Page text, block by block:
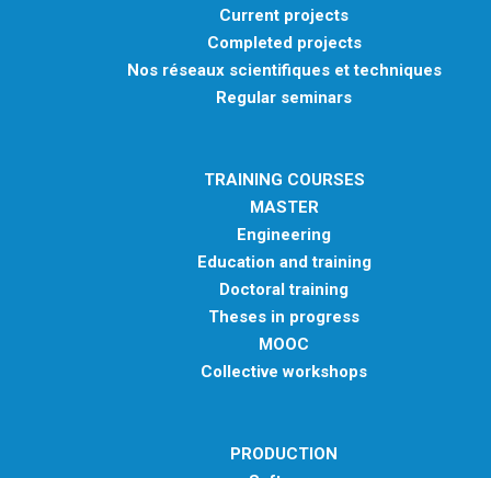
Current projects
Completed projects
Nos réseaux scientifiques et techniques
Regular seminars
TRAINING COURSES
MASTER
Engineering
Education and training
Doctoral training
Theses in progress
MOOC
Collective workshops
PRODUCTION